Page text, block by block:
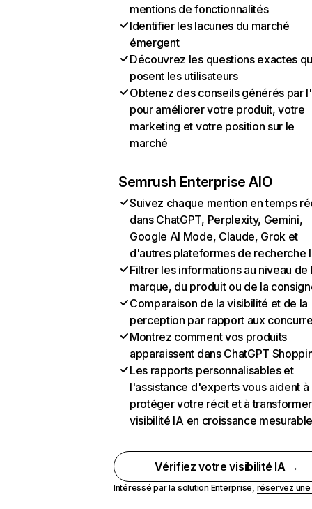
mentions de fonctionnalités
Identifier les lacunes du marché
émergent
Découvrez les questions exactes
posent les utilisateurs
Obtenez des conseils générés par
pour améliorer votre produit, votre
marketing et votre position sur le
marché
Semrush Enterprise AIO
Suivez chaque mention en temps
dans ChatGPT, Perplexity, Gemini,
Google AI Mode, Claude, Grok et
d'autres plateformes de recherche
Filtrer les informations au niveau de
marque, du produit ou de la
Comparaison de la visibilité et de la
perception par rapport aux
Montrez comment vos produits
apparaissent dans ChatGPT
Les rapports personnalisables et
l'assistance d'experts vous aident à
protéger votre récit et à
visibilité IA en croissance
Vérifiez votre visibilité IA →
Intéressé par la solution Enterprise, réservez